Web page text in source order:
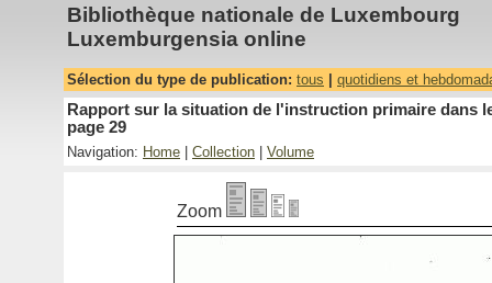
Bibliothèque nationale de Luxembourg
Luxemburgensia online
Sélection du type de publication: tous quotidiens et
Rapport sur la situation de l'instruction primaire dans
page 29
Navigation: Home Collection Volume
Zoom